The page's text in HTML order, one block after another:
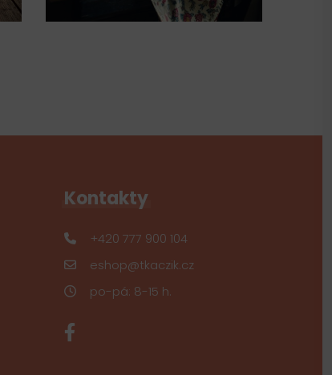
Kontakty
+420 777 900 104
eshop@tkaczik.cz
po-pá: 8-15 h.